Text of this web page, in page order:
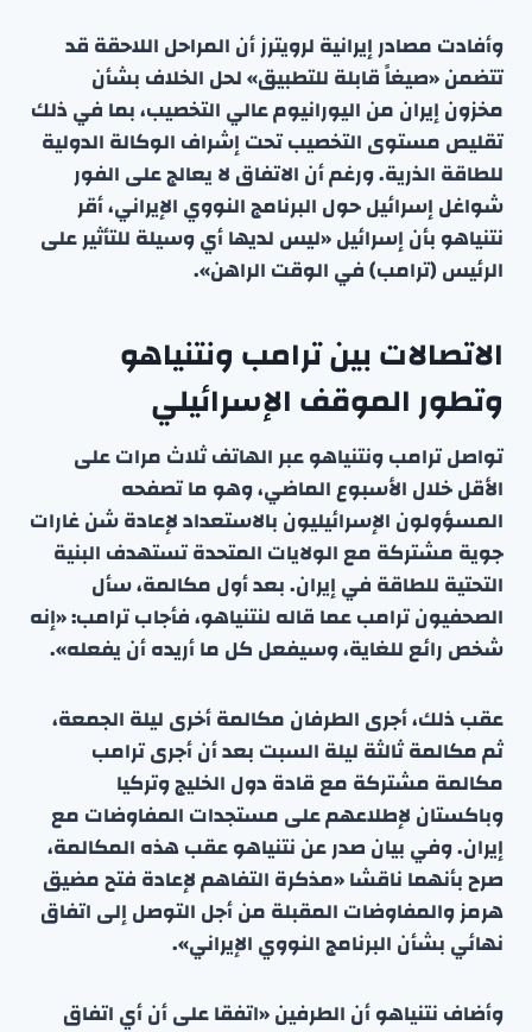
وأفادت مصادر إيرانية لرويترز أن المراحل اللاحقة قد
تتضمن «صيغاً قابلة للتطبيق» لحل الخلاف بشأن
مخزون إيران من اليورانيوم عالي التخصيب، بما في ذلك
تقليص مستوى التخصيب تحت إشراف الوكالة الدولية
للطاقة الذرية. ورغم أن الاتفاق لا يعالج على الفور
شواغل إسرائيل حول البرنامج النووي الإيراني، أقر
نتنياهو بأن إسرائيل «ليس لديها أي وسيلة للتأثير على
الرئيس (ترامب) في الوقت الراهن».
الاتصالات بين ترامب ونتنياهو
وتطور الموقف الإسرائيلي
تواصل ترامب ونتنياهو عبر الهاتف ثلاث مرات على
الأقل خلال الأسبوع الماضي، وهو ما تصفحه
المسؤولون الإسرائيليون بالاستعداد لإعادة شن غارات
جوية مشتركة مع الولايات المتحدة تستهدف البنية
التحتية للطاقة في إيران. بعد أول مكالمة، سأل
الصحفيون ترامب عما قاله لنتنياهو، فأجاب ترامب: «إنه
شخص رائع للغاية، وسيفعل كل ما أريده أن يفعله».
عقب ذلك، أجرى الطرفان مكالمة أخرى ليلة الجمعة،
ثم مكالمة ثالثة ليلة السبت بعد أن أجرى ترامب
مكالمة مشتركة مع قادة دول الخليج وتركيا
وباكستان لإطلاعهم على مستجدات المفاوضات مع
إيران. وفي بيان صدر عن نتنياهو عقب هذه المكالمة،
صرح بأنهما ناقشا «مذكرة التفاهم لإعادة فتح مضيق
هرمز والمفاوضات المقبلة من أجل التوصل إلى اتفاق
نهائي بشأن البرنامج النووي الإيراني».
وأضاف نتنياهو أن الطرفين «اتفقا على أن أي اتفاق